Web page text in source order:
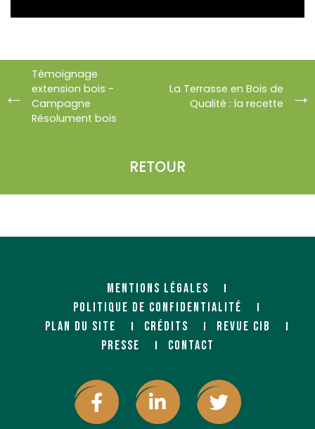
Témoignage
extension bois -
Campagne
Résolument bois
RETOUR
La Terrasse en Bois de
Qualité : la recette
MENTIONS LÉGALES
POLITIQUE DE CONFIDENTIALITÉ
PLAN DU SITE
CRÉDITS
REVUE CIB
PRESSE
CONTACT